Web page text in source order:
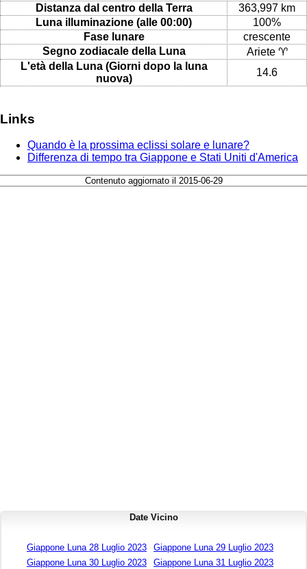
Distanza dal centro della Terra
363,997 km
Luna illuminazione (alle 00:00)
100%
Fase lunare
crescente
Segno zodiacale della Luna
Ariete ♈
L'età della Luna (Giorni dopo la luna
nuova)
14.6
Links
Quando è la prossima eclissi solare e lunare?
Differenza di tempo tra Giappone e Stati Uniti d'America
Contenuto aggiornato il 2015-06-29
Date Vicino
Giappone Luna 28 Luglio 2023
Giappone Luna 29 Luglio 2023
Giappone Luna 30 Luglio 2023
Giappone Luna 31 Luglio 2023